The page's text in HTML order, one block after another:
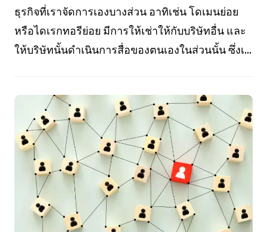
ธุรกิจที่เราจัดการเองบางส่วน อาทิเช่น โดเมนย่อย
หรือไดเรกทอรีย่อย มีการให้เช่าให้กับบริษัทอื่น และ
ให้บริษัทนั้นดำเนินการสื่อของตนเองในส่วนนั้น ซึ่งเ...